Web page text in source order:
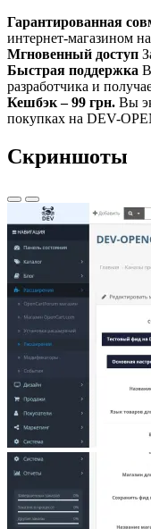
Гарантированная
интернет-магазином
Мгновенный доступ
Быстрая поддержка
разработчика и
Кешбэк – 99 грн. Вы
покупках на DEV-
Скриншоты